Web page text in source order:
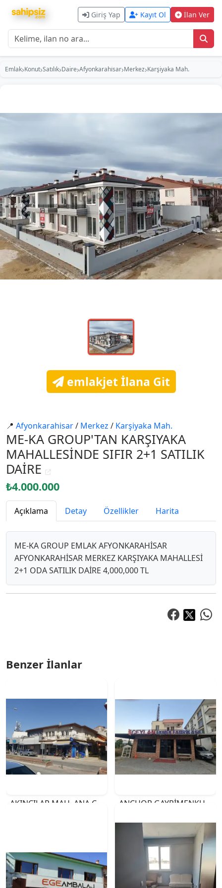
Giriş Yap Kayıt Ol İlan Ver
Emlak›Konut›Satılık›Daire›Afyonkarahi̇sar›Merkez›Karşiyaka Mah.
Önceki
emlakjet İlana Git
📍 Afyonkarahi̇sar/ Merkez / Karşiyaka Mah.
ME-KA GROUP'TAN KARŞIYAKA
MAHALLESİNDE SIFIR 2+1 SATILIK
DAİRE
₺4.000.000
Açıklama Detay Özellikler Harita
ME-KA GROUP EMLAK AFYONKARAHİSAR
AFYONKARAHİSAR MERKEZ KARŞIYAKA MAHALLESİ
2+1 ODA SATILIK DAİRE 4,000,000 TL
Benzer İlanlar
MERSİN